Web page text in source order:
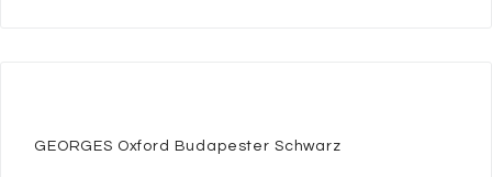
GEORGES Oxford Budapester Schwarz